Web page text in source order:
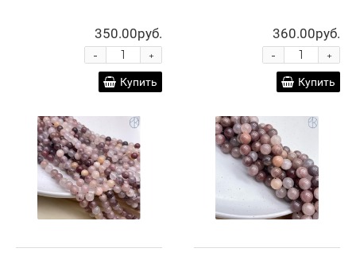
350.00руб.
+
-
Купить
360.00руб.
+
-
Купить